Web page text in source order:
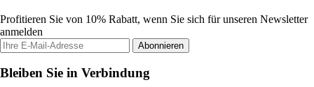
Profitieren Sie von 10% Rabatt, wenn Sie sich für unseren Newsletter
anmelden
Abonnieren
Bleiben Sie in Verbindung